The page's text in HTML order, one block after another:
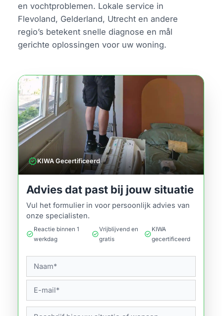
en vochtproblemen. Lokale service in
Flevoland, Gelderland, Utrecht en andere
regio’s betekent snelle diagnose en mål
gerichte oplossingen voor uw woning.
verifiedKIWA Gecertificeerd
Advies dat past bij jouw situatie
Vul het formulier in voor persoonlijk advies van
onze specialisten.
check_circle
Reactie binnen 1
werkdag
check_circle
Vrijblijvend en
gratis
check_circle
KIWA
gecertificeerd